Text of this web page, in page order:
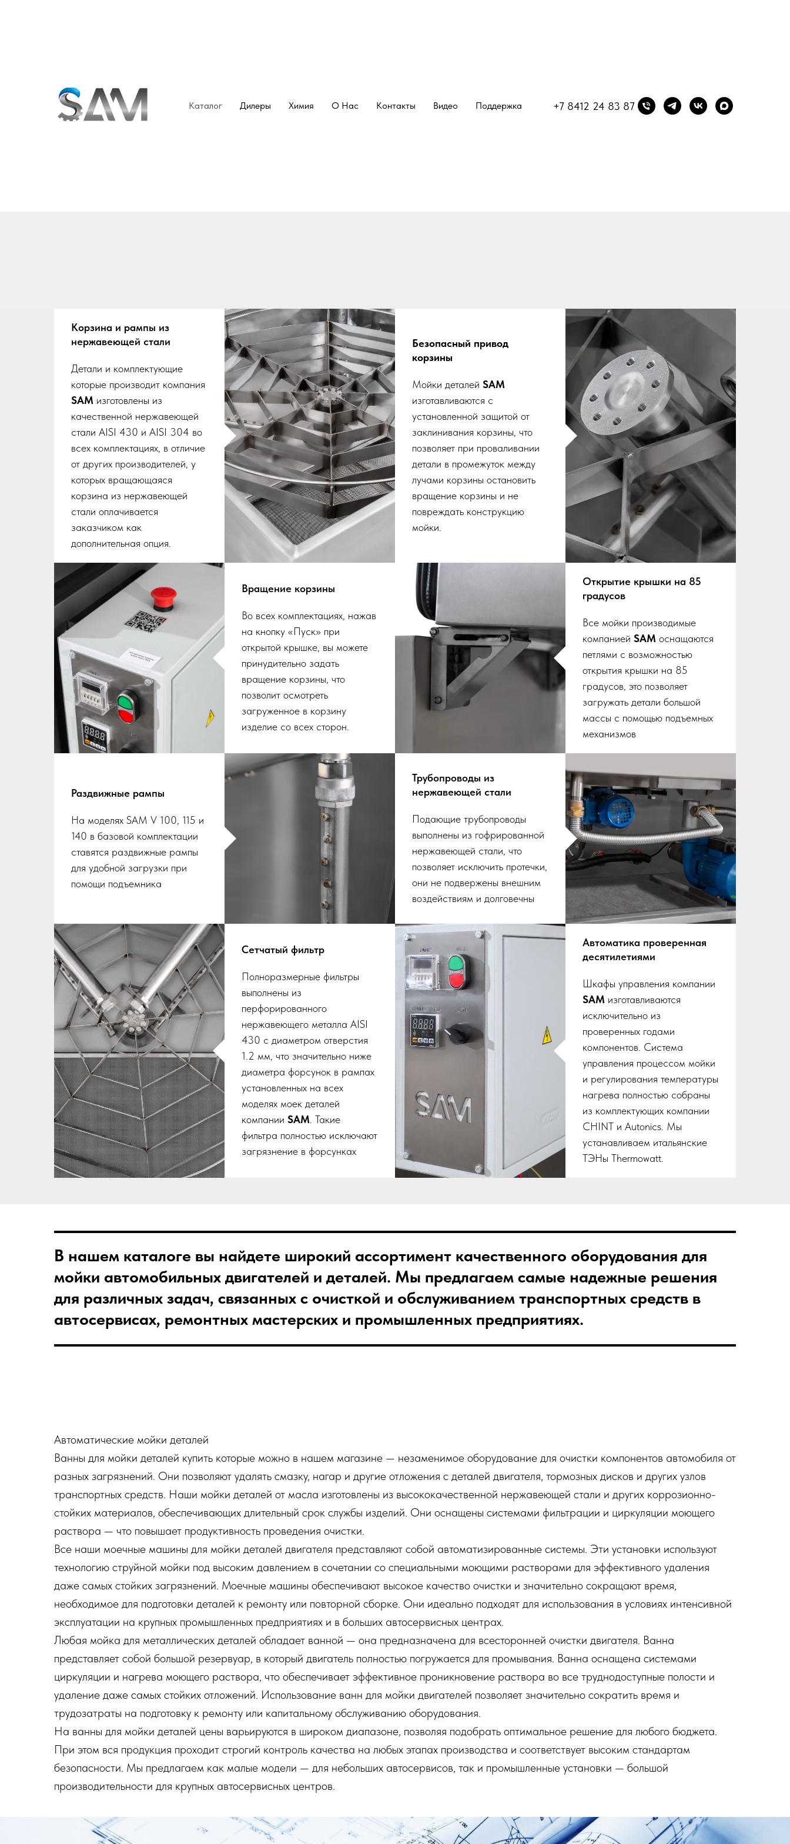
Каталог Дилеры Химия О Нас Контакты Видео Поддержка +7 8412 24 83 87
Корзина и рампы из
нержавеющей стали
Детали и комплектующие
которые производит компания
SAM изготовлены из
качественной нержавеющей
стали AISI 430 и AISI 304 во
всех комплектациях, в отличие
от других производителей, у
которых вращающаяся
корзина из нержавеющей
стали оплачивается
заказчиком как
дополнительная опция.
Безопасный привод
корзины
Мойки деталей SAM
изготавливаются с
установленной защитой от
заклинивания корзины, что
позволяет при проваливании
детали в промежуток между
лучами корзины остановить
вращение корзины и не
повреждать конструкцию
мойки.
Вращение корзины
Во всех комплектациях, нажав
на кнопку «Пуск» при
открытой крышке, вы можете
принудительно задать
вращение корзины, что
позволит осмотреть
загруженное в корзину
изделие со всех сторон.
Открытие крышки на 85
градусов
Все мойки производимые
компанией SAM оснащаются
петлями с возможностью
открытия крышки на 85
градусов, это позволяет
загружать детали большой
массы с помощью подъемных
механизмов
Раздвижные рампы
На моделях SAM V 100, 115 и
140 в базовой комплектации
ставятся раздвижные рампы
для удобной загрузки при
помощи подъемника
Трубопроводы из
нержавеющей стали
Подающие трубопроводы
выполнены из гофрированной
нержавеющей стали, что
позволяет исключить протечки,
они не подвержены внешним
воздействиям и долговечны
Сетчатый фильтр
Полноразмерные фильтры
выполнены из
перфорированного
нержавеющего металла AISI
430 с диаметром отверстия
1.2 мм, что значительно ниже
диаметра форсунок в рампах
установленных на всех
моделях моек деталей
компании SAM . Такие
фильтра полностью исключают
загрязнение в форсунках
Автоматика проверенная
десятилетиями
Шкафы управления компании
SAM изготавливаются
исключительно из
проверенных годами
компонентов. Система
управления процессом мойки
и регулирования температуры
нагрева полностью собраны
из комплектующих компании
CHINT и Autonics. Мы
устанавливаем итальянские
ТЭНы Thermowatt.
В нашем каталоге вы найдете широкий ассортимент качественного оборудования для
мойки автомобильных двигателей и деталей. Мы предлагаем самые надежные решения
для различных задач, связанных с очисткой и обслуживанием транспортных средств в
автосервисах, ремонтных мастерских и промышленных предприятиях.
Автоматические мойки деталей
Ванны для мойки деталей купить которые можно в нашем магазине — незаменимое оборудование для очистки компонентов автомобиля от
разных загрязнений. Они позволяют удалять смазку, нагар и другие отложения с деталей двигателя, тормозных дисков и других узлов
транспортных средств. Наши мойки деталей от масла изготовлены из высококачественной нержавеющей стали и других коррозионно-
стойких материалов, обеспечивающих длительный срок службы изделий. Они оснащены системами фильтрации и циркуляции моющего
раствора — что повышает продуктивность проведения очистки.
Все наши моечные машины для мойки деталей двигателя представляют собой автоматизированные системы. Эти установки используют
технологию струйной мойки под высоким давлением в сочетании со специальными моющими растворами для эффективного удаления
даже самых стойких загрязнений. Моечные машины обеспечивают высокое качество очистки и значительно сокращают время,
необходимое для подготовки деталей к ремонту или повторной сборке. Они идеально подходят для использования в условиях интенсивной
эксплуатации на крупных промышленных предприятиях и в больших автосервисных центрах.
Любая мойка для металлических деталей обладает ванной — она предназначена для всесторонней очистки двигателя. Ванна
представляет собой большой резервуар, в который двигатель полностью погружается для промывания. Ванна оснащена системами
циркуляции и нагрева моющего раствора, что обеспечивает эффективное проникновение раствора во все труднодоступные полости и
удаление даже самых стойких отложений. Использование ванн для мойки двигателей позволяет значительно сократить время и
трудозатраты на подготовку к ремонту или капитальному обслуживанию оборудования.
На ванны для мойки деталей цены варьируются в широком диапазоне, позволяя подобрать оптимальное решение для любого бюджета.
При этом вся продукция проходит строгий контроль качества на любых этапах производства и соответствует высоким стандартам
безопасности. Мы предлагаем как малые модели — для небольших автосервисов, так и промышленные установки — большой
производительности для крупных автосервисных центров.